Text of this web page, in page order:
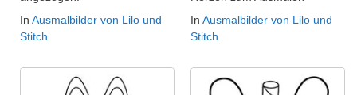
In Ausmalbilder von Lilo und
Stitch
In Ausmalbilder von Lilo und
Stitch